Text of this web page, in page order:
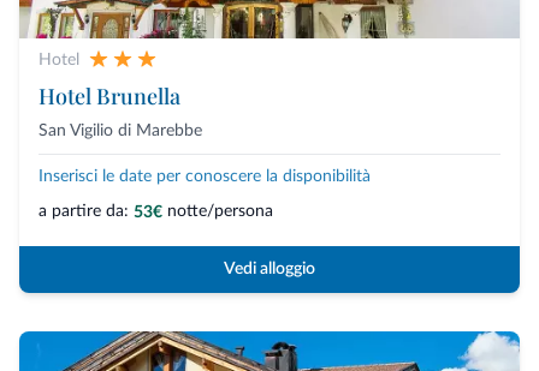
Hotel
Hotel Brunella
San Vigilio di Marebbe
Inserisci le date per conoscere la disponibilità
a partire da: 53€ notte/persona
Vedi alloggio